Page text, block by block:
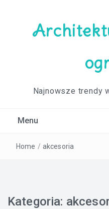
Najnowsze trendy
Menu
Home / akcesoria
Kategoria: